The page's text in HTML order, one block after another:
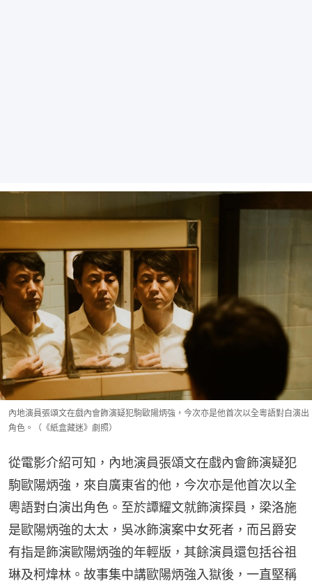
內地演員張頌文在戲內會飾演疑犯駒歐陽炳強，今次亦是他首次以全粵語對白演出
角色。（《紙盒藏迷》劇照）
從電影介紹可知，內地演員張頌文在戲內會飾演疑犯
駒歐陽炳強，來自廣東省的他，今次亦是他首次以全
粵語對白演出角色。至於譚耀文就飾演探員，梁洛施
是歐陽炳強的太太，吳冰飾演案中女死者，而呂爵安
有指是飾演歐陽炳強的年輕版，其餘演員還包括谷祖
琳及柯煒林。故事集中講歐陽炳強入獄後，一直堅稱